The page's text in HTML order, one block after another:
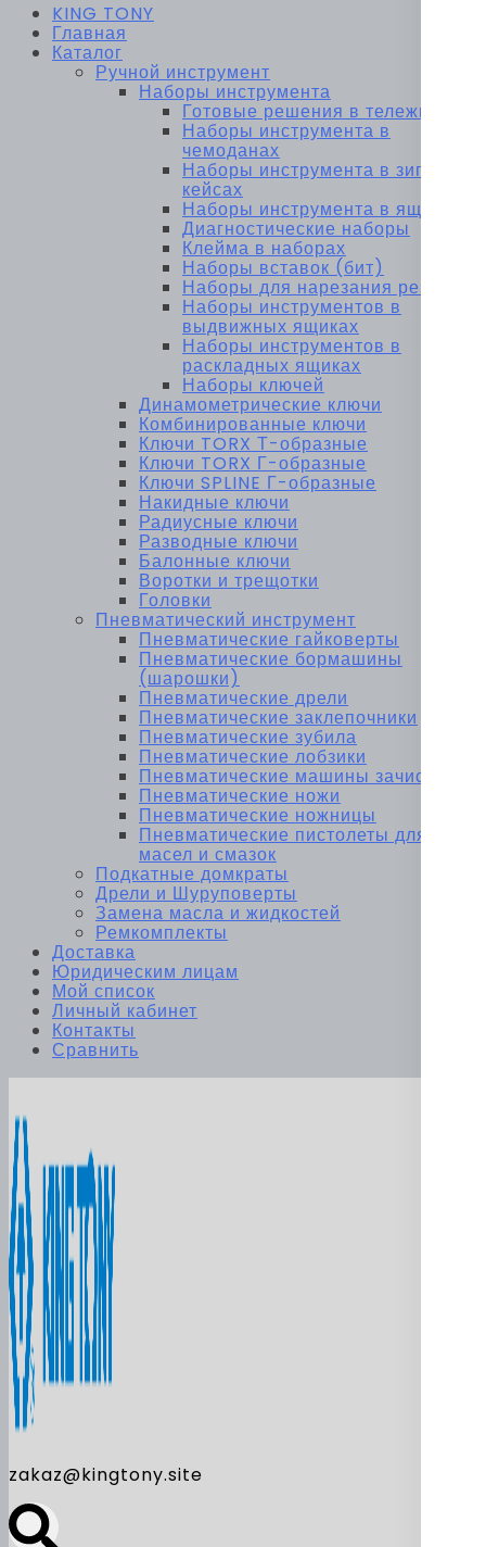
KING TONY
Главная
Каталог
Ручной инструмент
Наборы инструмента
Готовые решения в тележках
Наборы инструмента в
чемоданах
Наборы инструмента в зип-
кейсах
Наборы инструмента в ящиках
Диагностические наборы
Клейма в наборах
Наборы вставок (бит)
Наборы для нарезания резьбы
Наборы инструментов в
выдвижных ящиках
Наборы инструментов в
раскладных ящиках
Наборы ключей
Динамометрические ключи
Комбинированные ключи
Ключи TORX Т-образные
Ключи TORX Г-образные
Ключи SPLINE Г-образные
Накидные ключи
Радиусные ключи
Разводные ключи
Балонные ключи
Воротки и трещотки
Головки
Пневматический инструмент
Пневматические гайковерты
Пневматические бормашины
(шарошки)
Пневматические дрели
Пневматические заклепочники
Пневматические зубила
Пневматические лобзики
Пневматические машины зачистные
Пневматические ножи
Пневматические ножницы
Пневматические пистолеты для
масел и смазок
Подкатные домкраты
Дрели и Шуруповерты
Замена масла и жидкостей
Ремкомплекты
Доставка
Юридическим лицам
Мой список
Личный кабинет
Контакты
Сравнить
zakaz@kingtony.site